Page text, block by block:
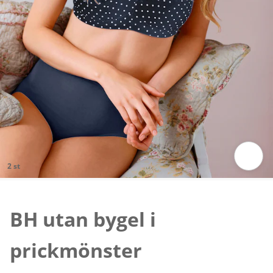
2 st
BH utan bygel i
prickmönster